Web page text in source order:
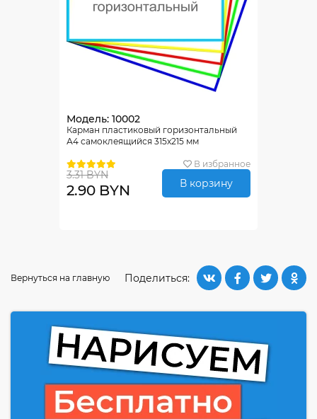
Модель: 10002
Карман пластиковый горизонтальный
А4 самоклеящийся 315х215 мм
В избранное
3.31 BYN
2.90 BYN В корзину
Поделиться:
Вернуться на главную